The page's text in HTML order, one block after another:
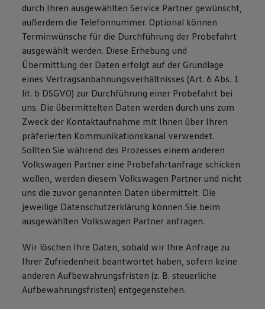
durch Ihren ausgewählten Service Partner gewünscht,
außerdem die Telefonnummer. Optional können
Terminwünsche für die Durchführung der Probefahrt
ausgewählt werden. Diese Erhebung und
Übermittlung der Daten erfolgt auf der Grundlage
eines Vertragsanbahnungsverhältnisses (Art. 6 Abs. 1
lit. b DSGVO) zur Durchführung einer Probefahrt bei
uns. Die übermittelten Daten werden durch uns zum
Zweck der Kontaktaufnahme mit Ihnen über Ihren
präferierten Kommunikationskanal verwendet.
Sollten Sie während des Prozesses einem anderen
Volkswagen Partner eine Probefahrtanfrage schicken
wollen, werden diesem Volkswagen Partner und nicht
uns die zuvor genannten Daten übermittelt. Die
jeweilige Datenschutzerklärung können Sie beim
ausgewählten Volkswagen Partner anfragen.
Wir löschen Ihre Daten, sobald wir Ihre Anfrage zu
Ihrer Zufriedenheit beantwortet haben, sofern keine
anderen Aufbewahrungsfristen (z. B. steuerliche
Aufbewahrungsfristen) entgegenstehen.